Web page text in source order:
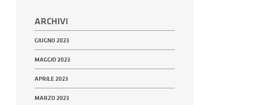
ARCHIVI
GIUGNO 2023
MAGGIO 2023
APRILE 2023
MARZO 2023